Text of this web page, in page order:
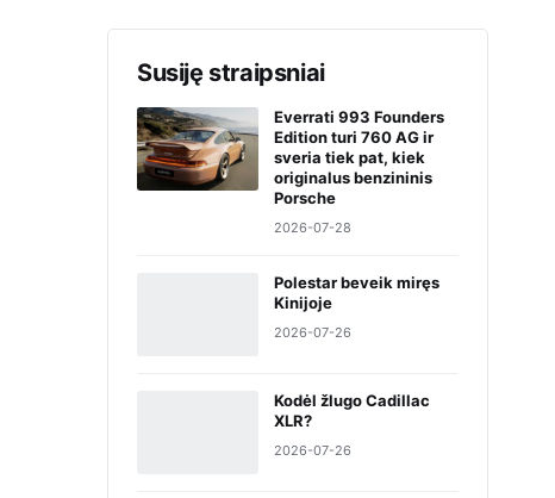
Susiję straipsniai
Everrati 993 Founders
Edition turi 760 AG ir
sveria tiek pat, kiek
originalus benzininis
Porsche
2026-07-28
Polestar beveik miręs
Kinijoje
2026-07-26
Kodėl žlugo Cadillac
XLR?
2026-07-26